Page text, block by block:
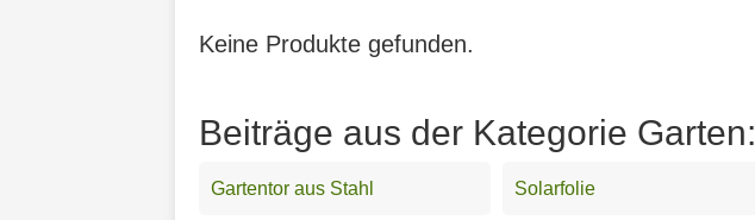
Keine Produkte gefunden.
Beiträge aus der Kategorie Garten:
Gartentor aus Stahl Solarfolie